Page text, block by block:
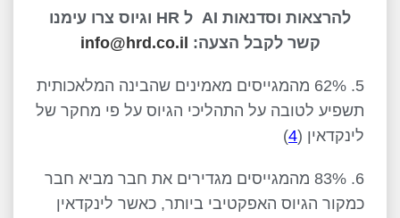
להרצאות וסדנאות AI ל HR וגיוס צרו עימנו
קשר לקבל הצעה: info@hrd.co.il
5. 62% מהמגייסים מאמינים שהבינה המלאכותית
תשפיע לטובה על התהליכי הגיוס על פי מחקר של
לינקדאין (4
)
6. 83% מהמגייסים מגדירים את חבר מביא חבר
כמקור הגיוס האפקטיבי ביותר, כאשר לינקדאין